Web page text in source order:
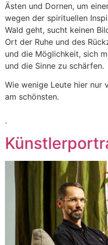
Ästen und Dornen, um
wegen der spirituellen
Wald geht, sucht keinen
Ort der Ruhe und des
und die Möglichkeit, sich
und die Sinne zu schärfen.
Wie wenige Leute hier nur
am schönsten.
.